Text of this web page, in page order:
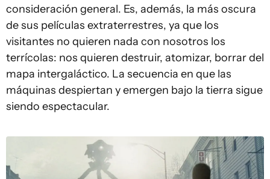
consideración general. Es, además, la más oscura
de sus películas extraterrestres, ya que los
visitantes no quieren nada con nosotros los
terrícolas: nos quieren destruir, atomizar, borrar del
mapa intergaláctico. La secuencia en que las
máquinas despiertan y emergen bajo la tierra sigue
siendo espectacular.